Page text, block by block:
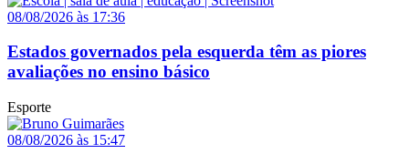
08/08/2026 às 17:36
Estados governados pela esquerda têm as piores
avaliações no ensino básico
Esporte
08/08/2026 às 15:47